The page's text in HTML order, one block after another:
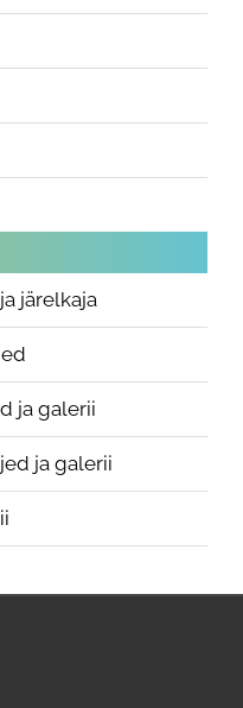
järelkaja
ja galerii
ja galerii